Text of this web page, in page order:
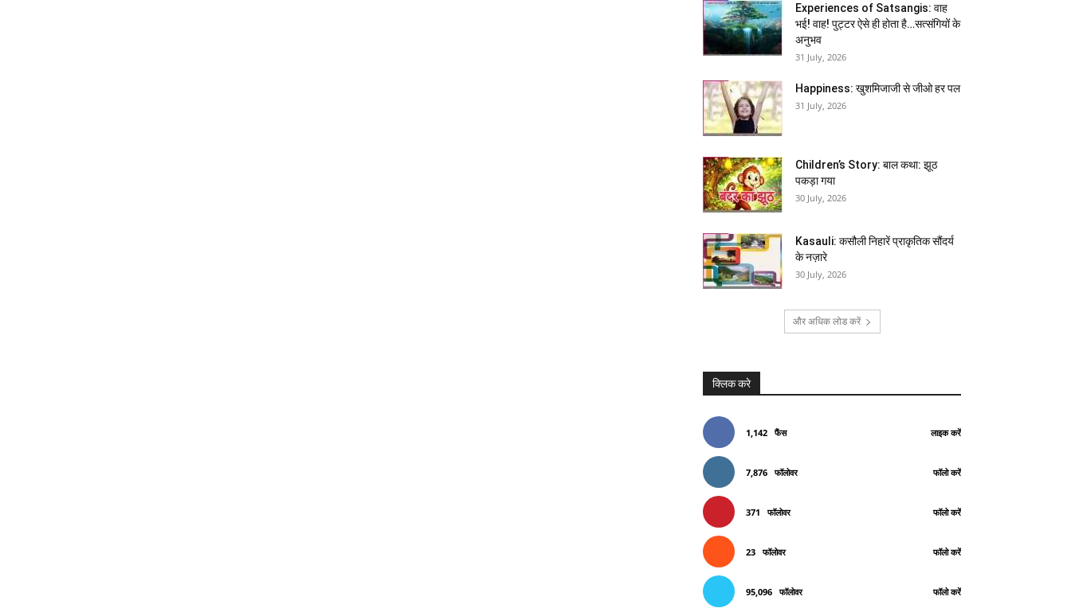
Experiences of Satsangis: वाह
भई! वाह! पुट्टर ऐसे ही होता है…सत्संगियों के
अनुभव
31 July, 2026
Happiness: खुशमिजाजी से जीओ हर पल
31 July, 2026
Children’s Story: बाल कथा: झूठ
पकड़ा गया
30 July, 2026
Kasauli: कसौली निहारें प्राकृतिक सौंदर्य
के नज़ारे
30 July, 2026
और अधिक लोड करें
क्लिक करे
1,142 फैंस लाइक करें
7,876 फॉलोवर फॉलो करें
371 फॉलोवर फॉलो करें
23 फॉलोवर फॉलो करें
95,096 फॉलोवर फॉलो करें